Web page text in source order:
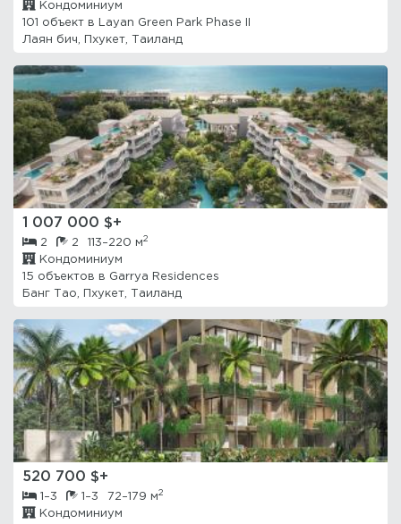
Кондоминиум
101 объект в
Layan Green Park Phase II
Лаян бич, Пхукет, Таиланд
1 007 000 $+
2 2 113–220 м2
Кондоминиум
15 объектов в Garrya Residences
Банг Тао, Пхукет, Таиланд
520 700 $+
1–3 1–3 72–179 м2
Кондоминиум